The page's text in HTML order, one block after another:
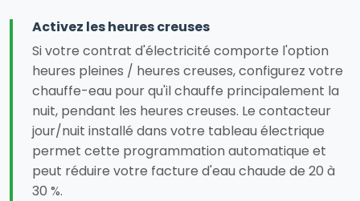
Activez les heures creuses
Si votre contrat d'électricité comporte l'option
heures pleines / heures creuses, configurez votre
chauffe-eau pour qu'il chauffe principalement la
nuit, pendant les heures creuses. Le contacteur
jour/nuit installé dans votre tableau électrique
permet cette programmation automatique et
peut réduire votre facture d'eau chaude de 20 à
30 %.